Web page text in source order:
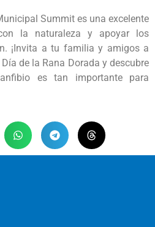
Summit es una excelente
la naturaleza y apoyar los
¡Invita a tu familia y amigos a
de la Rana Dorada y descubre
es tan importante para